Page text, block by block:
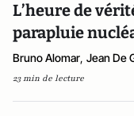
L’heure de
parapluie
Bruno Alomar, Jean De
23 min de lecture